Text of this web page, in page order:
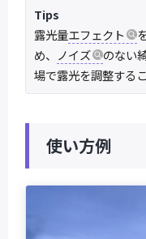
Tips
露光量エフェクト
め、
ノイズ
のない
場で露光を調整する
使い方例